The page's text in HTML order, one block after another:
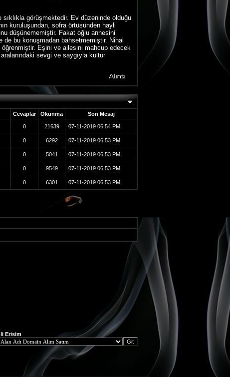
görüşmektedir. Ev düzeninde olduğu
kuruluşundan, sofra örtüsünden hayli
düşünememiştir. Fakat oğlu annesini
de bu konuşmadan bahsetmemiştir. Nihal
öğrenmiştir. Eşini ve ailesini mahcup edecek
sevgi ve saygıyla kültür
Cevaplar Okunma Son Mesaj
0 21639 07-11-2019 06:54 PM
0 6292 07-11-2019 06:53 PM
0 5041 07-11-2019 06:53 PM
0 9549 07-11-2019 06:53 PM
0 6301 07-11-2019 06:53 PM
Erisim